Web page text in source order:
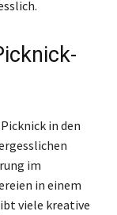
in den
im
in einem
viele kreative